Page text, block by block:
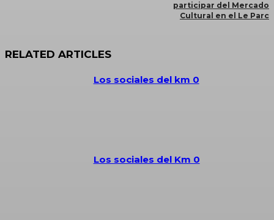
participar del Mercado
Cultural en el Le Parc
RELATED ARTICLES
Los sociales del km 0
Los sociales del Km 0